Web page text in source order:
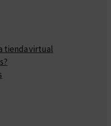
tienda virtual